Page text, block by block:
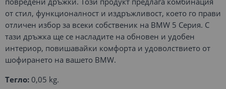
от стил, функционалност и издръжливост, което го прави
отличен избор за всеки собственик на BMW 5 Серия. С
тази дръжка ще се насладите на обновен и удобен
интериор, повишавайки комфорта и удоволствието от
шофирането на вашето BMW.
Тегло: 0,05 kg.